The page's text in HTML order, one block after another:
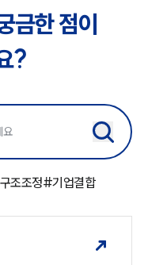
금한 점이
?
구조조정#기업결합